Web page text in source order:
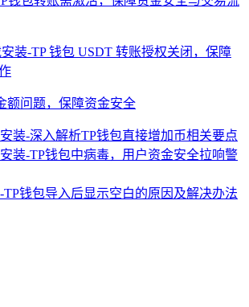
装-TP 钱包 USDT 转账授权关闭，保障
额问题，保障资金安全
装-深入解析TP钱包直接增加币相关要点
装-TP钱包中病毒，用户资金安全拉响警
TP钱包导入后显示空白的原因及解决办法